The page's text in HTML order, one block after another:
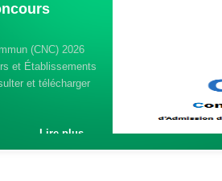
(CNC) 2026
et Établissements
et télécharger
Lire plus ...